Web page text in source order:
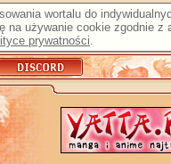
wortalu do
używanie cookie zgodnie z
prywatności.